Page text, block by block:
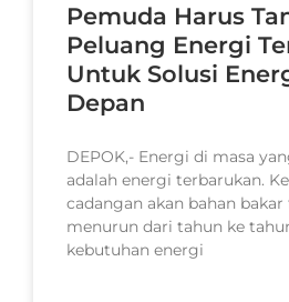
Pemuda Harus
Peluang Energi
Untuk Solusi
Depan
DEPOK,- Energi di masa
adalah energi terbarukan.
cadangan akan bahan
menurun dari tahun ke
kebutuhan energi